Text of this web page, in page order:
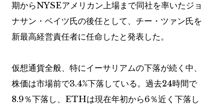
期からNYSEアメリカン上場まで同社を率いたジョ
ナサン・ベイツ氏の後任として、チー・ツァン氏を
新最高経営責任者に任命したと発表した。
仮想通貨全般、特にイーサリアムの下落が続く中、
株価は市場前で3.4%下落している。過去24時間で
8.9％下落し、ETHは現在年初から6％近く下落し